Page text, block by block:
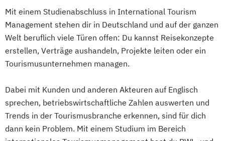
Mit einem Studienabschluss in International Tourism
Management stehen dir in Deutschland und auf der ganzen
Welt beruflich viele Türen offen: Du kannst Reisekonzepte
erstellen, Verträge aushandeln, Projekte leiten oder ein
Tourismusunternehmen managen.
Dabei mit Kunden und anderen Akteuren auf Englisch
sprechen, betriebswirtschaftliche Zahlen auswerten und
Trends in der Tourismusbranche erkennen, sind für dich
dann kein Problem. Mit einem Studium im Bereich